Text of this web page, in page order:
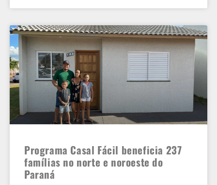
Programa Casal Fácil beneficia 237
famílias no norte e noroeste do
Paraná